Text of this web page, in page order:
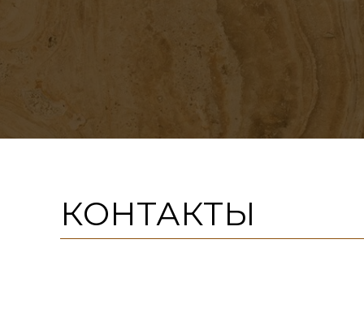
КОНТАКТЫ